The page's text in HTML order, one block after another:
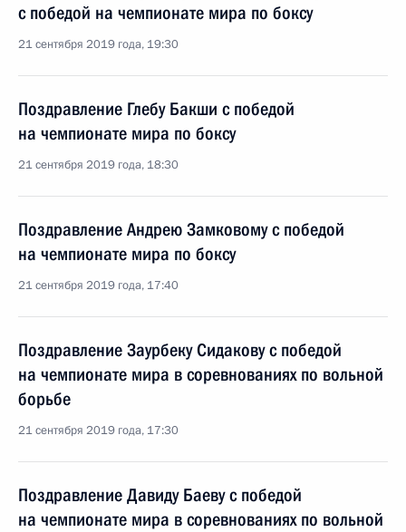
с победой на чемпионате мира по боксу
21 сентября 2019 года, 19:30
Поздравление Глебу Бакши с победой
на чемпионате мира по боксу
21 сентября 2019 года, 18:30
Поздравление Андрею Замковому с победой
на чемпионате мира по боксу
21 сентября 2019 года, 17:40
Поздравление Заурбеку Сидакову с победой
на чемпионате мира в соревнованиях по вольной
борьбе
21 сентября 2019 года, 17:30
Поздравление Давиду Баеву с победой
на чемпионате мира в соревнованиях по вольной